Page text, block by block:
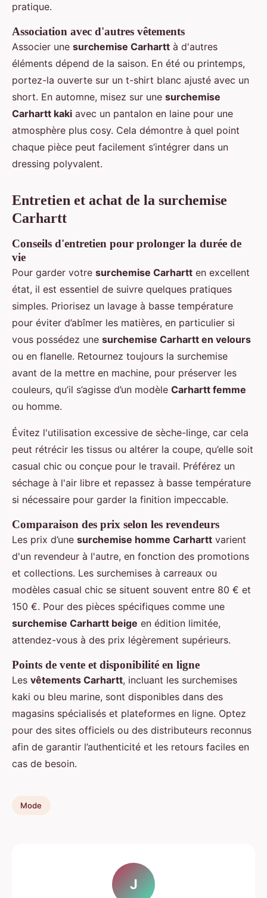
pratique.
Association avec d'autres vêtements
Associer une surchemise Carhartt à d'autres
éléments dépend de la saison. En été ou printemps,
portez-la ouverte sur un t-shirt blanc ajusté avec un
short. En automne, misez sur une surchemise
Carhartt kaki avec un pantalon en laine pour une
atmosphère plus cosy. Cela démontre à quel point
chaque pièce peut facilement s’intégrer dans un
dressing polyvalent.
Entretien et achat de la surchemise
Carhartt
Conseils d'entretien pour prolonger la durée de
vie
Pour garder votre surchemise Carhartt en excellent
état, il est essentiel de suivre quelques pratiques
simples. Priorisez un lavage à basse température
pour éviter d’abîmer les matières, en particulier si
vous possédez une surchemise Carhartt en velours
ou en flanelle. Retournez toujours la surchemise
avant de la mettre en machine, pour préserver les
couleurs, qu’il s’agisse d’un modèle Carhartt femme
ou homme.
Évitez l'utilisation excessive de sèche-linge, car cela
peut rétrécir les tissus ou altérer la coupe, qu’elle soit
casual chic ou conçue pour le travail. Préférez un
séchage à l'air libre et repassez à basse température
si nécessaire pour garder la finition impeccable.
Comparaison des prix selon les revendeurs
Les prix d’une surchemise homme Carhartt varient
d'un revendeur à l'autre, en fonction des promotions
et collections. Les surchemises à carreaux ou
modèles casual chic se situent souvent entre 80 € et
150 €. Pour des pièces spécifiques comme une
surchemise Carhartt beige en édition limitée,
attendez-vous à des prix légèrement supérieurs.
Points de vente et disponibilité en ligne
Les vêtements Carhartt, incluant les surchemises
kaki ou bleu marine, sont disponibles dans des
magasins spécialisés et plateformes en ligne. Optez
pour des sites officiels ou des distributeurs reconnus
afin de garantir l’authenticité et les retours faciles en
cas de besoin.
Mode
J